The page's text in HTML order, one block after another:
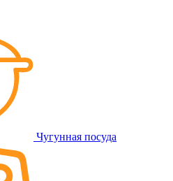
Чугунная посуда